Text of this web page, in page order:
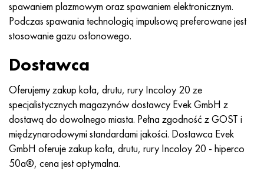
spawaniem plazmowym oraz spawaniem elektronicznym.
Podczas spawania technologią impulsową preferowane jest
stosowanie gazu osłonowego.
Dostawca
Oferujemy zakup koła, drutu, rury Incoloy 20 ze
specjalistycznych magazynów dostawcy Evek GmbH z
dostawą do dowolnego miasta. Pełna zgodność z GOST i
międzynarodowymi standardami jakości. Dostawca Evek
GmbH oferuje zakup koła, drutu, rury Incoloy 20 - hiperco
50a®, cena jest optymalna.
Hastelloy C-276
Hastelloy C2000
Hastelloy 3
Hastelloy x
Udimet 500
Udimet 720
40XFA, 1.7223, AISI 4142
45X, 45h, 1,7035
45HN2MFA, k2425, 45hnmf
A40G, 44smn28, 1.0762, 46s20